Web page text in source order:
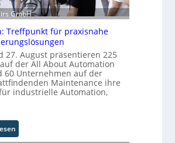
GmbH
Treffpunkt für praxisnahe
27. August präsentieren 225
der All About Automation
60 Unternehmen auf der
Maintenance ihre
industrielle Automation,
:
A